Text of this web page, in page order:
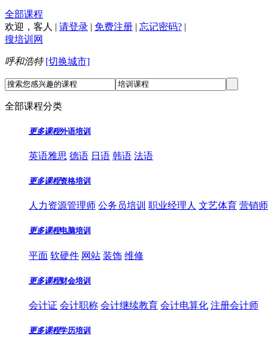
全部课程
欢迎， 客人 | 请登录 | 免费注册 | 忘记密码? |
搜培训网
呼和浩特 [切换城市]
全部课程分类
更多课程外语培训
英语雅思 德语 日语 韩语 法语
更多课程资格培训
人力资源管理师 公务员培训 职业经理人 文艺体育 营销
更多课程电脑培训
平面 软硬件 网站 装饰 维修
更多课程财会培训
会计证 会计职称 会计继续教育 会计电算化 注册会计师
更多课程学历培训